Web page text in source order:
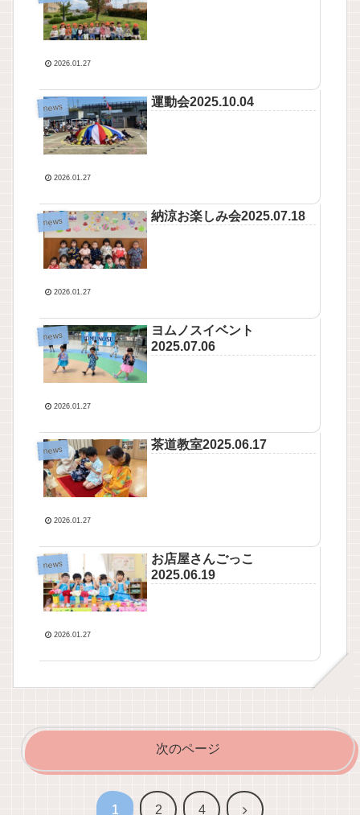
2026.01.27
news 運動会2025.10.04
2026.01.27
news 納涼お楽しみ会2025.07.18
2026.01.27
news
ヨムノスイベント
2025.07.06
2026.01.27
news 茶道教室2025.06.17
2026.01.27
news
お店屋さんごっこ
2025.06.19
2026.01.27
次のページ
1 2 4 次